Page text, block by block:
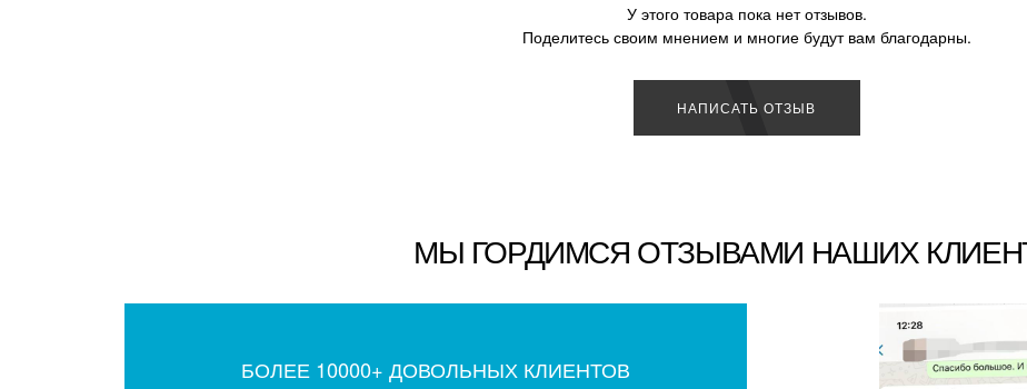
У этого товара пока нет отзывов.
Поделитесь своим мнением и многие будут вам благодарны.
НАПИСАТЬ ОТЗЫВ
МЫ ГОРДИМСЯ ОТЗЫВАМИ НАШИХ
БОЛЕЕ 10000+ ДОВОЛЬНЫХ КЛИЕНТОВ